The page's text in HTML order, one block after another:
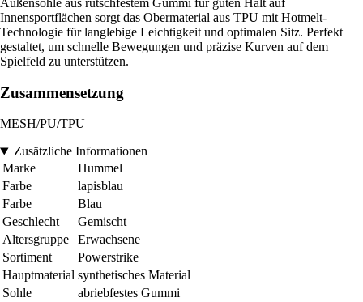
Innensportflächen sorgt das Obermaterial aus TPU mit Hotmelt-
Technologie für langlebige Leichtigkeit und optimalen Sitz. Perfekt
gestaltet, um schnelle Bewegungen und präzise Kurven auf dem
Spielfeld zu unterstützen.
Zusammensetzung
MESH/PU/TPU
Zusätzliche Informationen
Marke
Hummel
Farbe
lapisblau
Farbe
Blau
Geschlecht
Gemischt
Altersgruppe
Erwachsene
Sortiment
Powerstrike
Hauptmaterial synthetisches Material
Sohle
abriebfestes Gummi